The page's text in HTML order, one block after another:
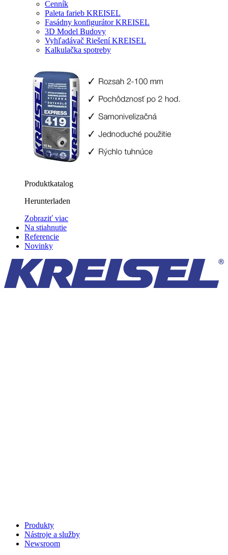
Cenník
Paleta farieb KREISEL
Fasádny konfigurátor KREISEL
3D Model Budovy
Vyhľadávač Riešení KREISEL
Kalkulačka spotreby
Produktkatalog
Herunterladen
Zobraziť viac
Na stiahnutie
Referencie
Novinky
Produkty
Nástroje a služby
Newsroom